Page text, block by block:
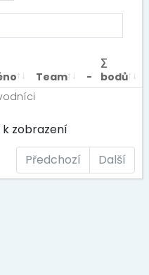
Team -
∑
bodů
zobrazení
Předchozí
Další